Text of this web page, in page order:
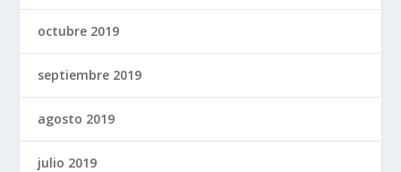
octubre 2019
septiembre 2019
agosto 2019
julio 2019